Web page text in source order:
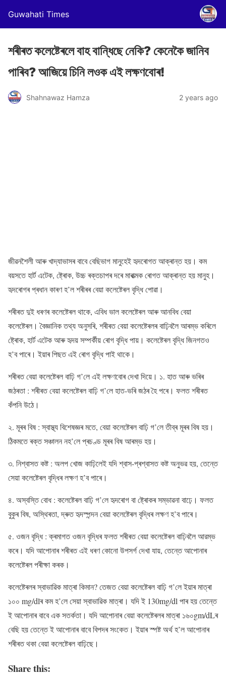
Guwahati Times
শৰীৰত কলেষ্টেৰলে বাহ বান্ধিছে নেকি? কেনেকৈ জানিব
পাৰিব? আজিয়ে চিনি লওক এই লক্ষণবোৰ!
Shahnawaz Hamza 2 years ago
জীৱনশৈলী আৰু খাদ্যাভাসৰ বাবে বেছিভাগ মানুহেই হৃদৰোগত আক্ৰান্ত হয়। কম
বয়সতে হাৰ্ট এটেক, ষ্ট্ৰোক, উচ্চ ৰক্তচাপৰ দৰে মাৰাত্মক ৰোগত আক্ৰান্ত হয় মানুহ।
হৃদৰোগৰ প্ৰধান কাৰণ হ’ল শৰীৰৰ বেয়া কলেষ্টেৰল বৃদ্ধি পোৱা।
শৰীৰত দুই ধৰণৰ কলেষ্টেৰল থাকে, এবিধ ভাল কলেষ্টেৰল আৰু আনবিধ বেয়া
কলেষ্টেৰল। বৈজ্ঞানিক তথ্য অনুসৰি, শৰীৰত বেয়া কলেষ্টেৰলৰ বাঢ়িবলৈ আৰম্ভ কৰিলে
ষ্ট্ৰোক, হাৰ্ট এটেক আৰু হৃদয় সম্পৰ্কীয় ৰোগ বৃদ্ধি পায়। কলেষ্টেৰল বৃদ্ধি জিনগতও
হ’ব পাৰে। ইয়াৰ পিছত এই ৰোগ বৃদ্ধি পাই থাকে।
শৰীৰত বেয়া কলেষ্টেৰল বাঢ়ি গ’লে এই লক্ষণবোৰ দেখা দিয়ে। ১. হাত আৰু ভৰিৰ
জঠৰতা : শৰীৰত বেয়া কলেষ্টেৰল বাঢ়ি গ’লে হাত-ভৰি জঠৰ হৈ পৰে। ফলত শৰীৰত
কঁপনি উঠে।
২. মূৰৰ বিষ : স্বাস্থ্য বিশেষজ্ঞৰ মতে, বেয়া কলেষ্টেৰল বাঢ়ি গ’লে তীব্ৰ মূৰৰ বিষ হয়।
ঠিকমতে ৰক্ত সঞ্চালন নহ’লে প্ৰচণ্ড মূৰৰ বিষ আৰম্ভ হয়।
৩. নিশ্বাসত কষ্ট : অলপ খোজ কাঢ়িলেই যদি শ্বাস-প্ৰশ্বাসত কষ্ট অনুভৱ হয়, তেন্তে
সেয়া কলেষ্টেৰল বৃদ্ধিৰ লক্ষণ হ’ব পাৰে।
৪. অস্বস্তি বোধ : কলেষ্টেৰল বাঢ়ি গ’লে হৃদৰোগ বা ষ্ট্ৰোকৰ সম্ভাৱনা বাঢ়ে। ফলত
বুকুৰ বিষ, অস্থিৰতা, দ্ৰুত হৃদস্পন্দন বেয়া কলেষ্টেৰল বৃদ্ধিৰ লক্ষণ হ’ব পাৰে।
৫. ওজন বৃদ্ধি : ক্ৰমাগত ওজন বৃদ্ধিৰ ফলত শৰীৰত বেয়া কলেষ্টেৰল বাঢ়িবলৈ আরম্ভ
কৰে। যদি আপোনাৰ শৰীৰত এই ধৰণ কোনো উপসৰ্গ দেখা যায়, তেন্তে আপোনাৰ
কলেষ্টেৰল পৰীক্ষা কৰক।
কলেষ্টেৰলৰ স্বাভাৱিক মাত্ৰা কিমান? তেজত বেয়া কলেষ্টেৰল বাঢ়ি গ’লে ইয়াৰ মাত্ৰা
১০০ mg/dlৰ কম হ’লে সেয়া স্বাভাৱিক মাত্ৰা। যদি ই 130mg/dl পাৰ হয় তেন্তে
ই আপোনাৰ বাবে এক সতৰ্কতা। যদি আপোনাৰ বেয়া কলেষ্টেৰলৰ মাত্ৰা ১৬০gm/dLৰ
বেছি হয় তেন্তে ই আপোনাৰ বাবে বিপদৰ সংকেত। ইয়াৰ স্পষ্ট অৰ্থ হ’ল আপোনাৰ
শৰীৰত থকা বেয়া কলেষ্টেৰল বাঢ়িছে।
Share this: